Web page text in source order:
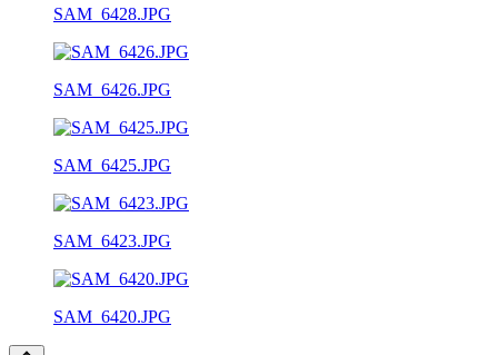
SAM_6428.JPG
SAM_6426.JPG
SAM_6425.JPG
SAM_6423.JPG
SAM_6420.JPG